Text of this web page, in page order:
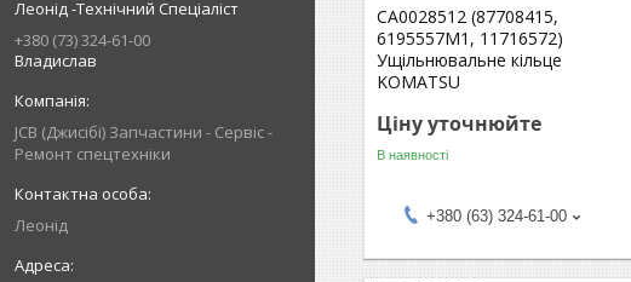
Леонід -Технічний Спеціаліст
+380 (73) 324-61-00
Владислав
JCB (Джисібі) Запчастини - Сервіс -
Ремонт спецтехніки
Леонід
CA0028512 (87708415,
6195557M1, 11716572)
Ущільнювальне кільце
KOMATSU
Ціну уточнюйте
В наявності
+380 (63) 324-61-00